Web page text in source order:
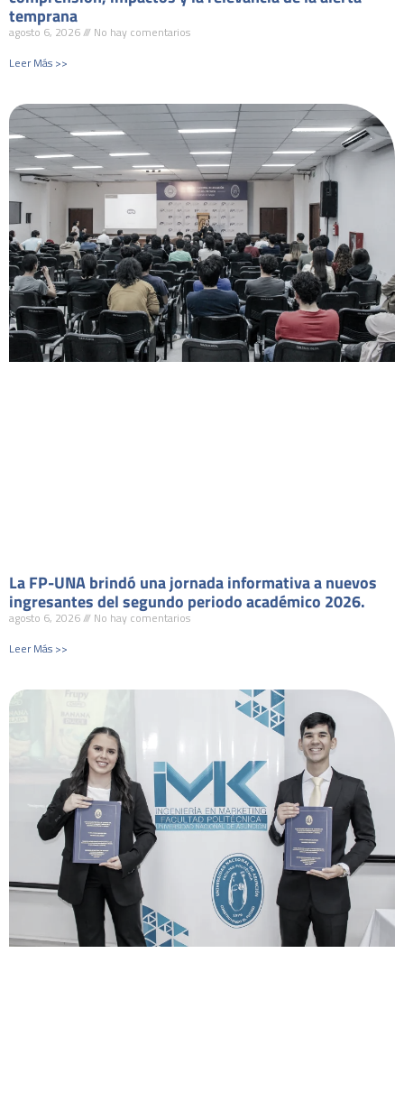
temprana
agosto 6, 2026
No hay comentarios
Leer Más >>
La FP-UNA brindó una jornada informativa a nuevos
ingresantes del segundo periodo académico 2026.
agosto 6, 2026
No hay comentarios
Leer Más >>